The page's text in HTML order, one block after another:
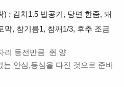
) : 김치1.5 밥공기, 당면 한줌, 돼
막, 참기름1, 참깨1/3, 후추 조금
리 동전만큼 쥔 양
안심,등심을 다진 것으로 준비